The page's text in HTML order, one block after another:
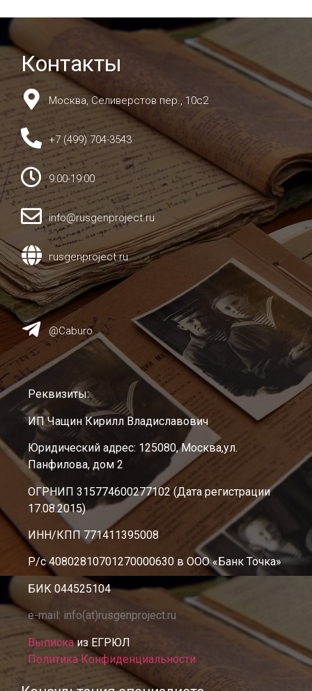
Контакты
Москва, Селиверстов пер., 10с2
+7 (499) 704-3543
9:00-19:00
info@rusgenproject.ru
гusgenproject.ru
@Caburo
Реквизиты:
ИП Чащин Кирилл Владиславович
Юридический адрес: 125080, Москва,ул.
Панфилова, дом 2
ОГРНИП 315774600277102 (Дата регистрации
17.08.2015)
ИНН/КПП 771411395008
Р/с 40802810701270000630 в ООО «Банк Точка»
БИК 044525104
e-mail: info(at)rusgenproject.ru
Выпискаиз ЕГРЮЛ
Политика Конфиденциальности